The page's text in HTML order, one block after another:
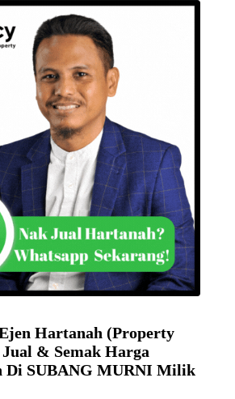
Hartanah (Property
& Semak Harga
Di SUBANG MURNI Milik